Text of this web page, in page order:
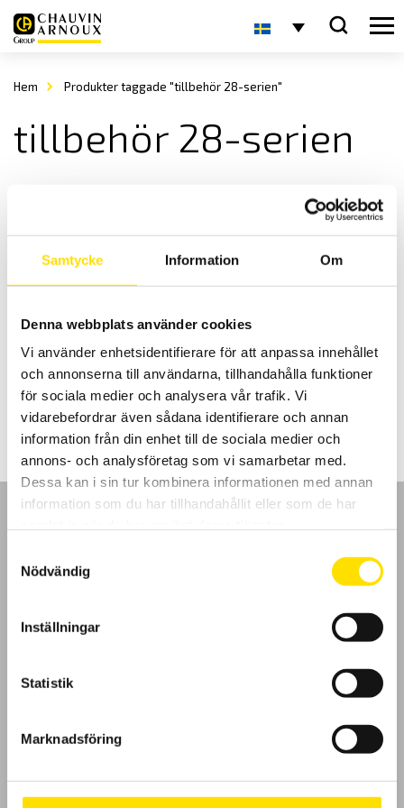
Samtycke Information Om
Denna webbplats använder cookies
Vi använder enhetsidentifierare för att anpassa innehållet
och annonserna till användarna, tillhandahålla funktioner
för sociala medier och analysera vår trafik. Vi
vidarebefordrar även sådana identifierare och annan
information från din enhet till de sociala medier och
annons- och analysföretag som vi samarbetar med.
Dessa kan i sin tur kombinera informationen med annan
information som du har tillhandahållit eller som de har
Nödvändig
Inställningar
Statistik
Marknadsföring
Hem Produkter taggade "tillbehör 28-serien"
tillbehör 28-serien
Fotpedaler till 28-serien
Praktiska fotpedaler till ETL 28-serien.
LÄS MER